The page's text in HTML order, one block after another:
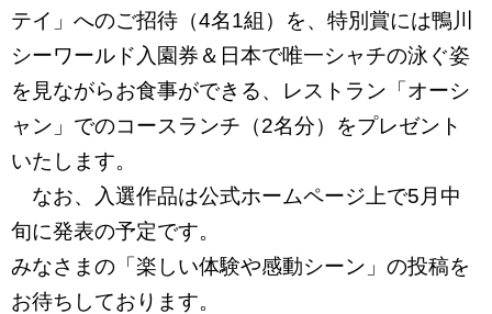
テイ」へのご招待（4名1組）を、特別賞には鴨川
シーワールド入園券＆日本で唯一シャチの泳ぐ姿
を見ながらお食事ができる、レストラン「オーシ
ャン」でのコースランチ（2名分）をプレゼント
いたします。
なお、入選作品は公式ホームページ上で5月中
旬に発表の予定です。
みなさまの「楽しい体験や感動シーン」の投稿を
お待ちしております。